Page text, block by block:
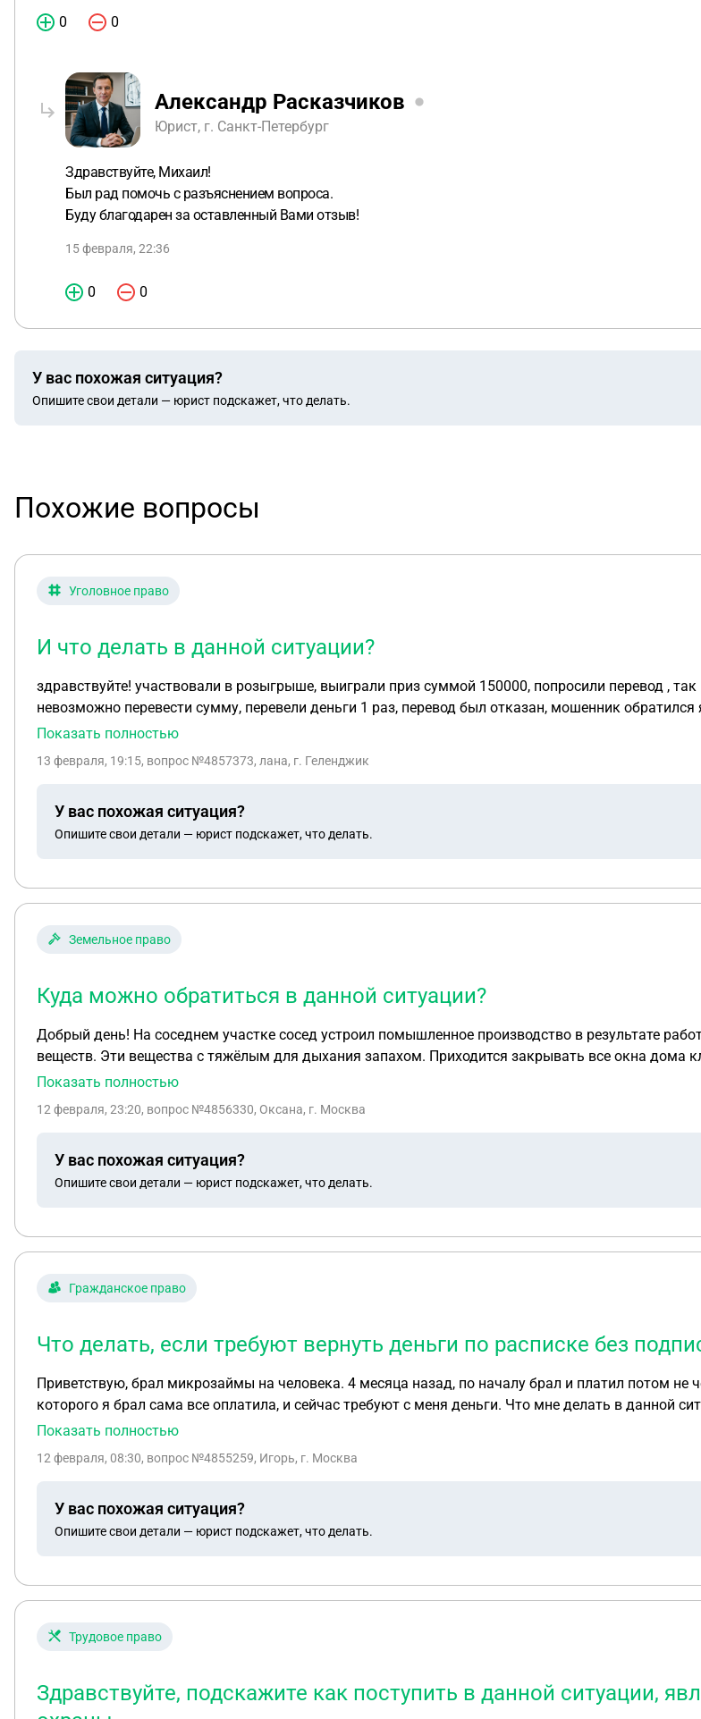
0 0
Александр Расказчиков
Юрист, г. Санкт-Петербург
Здравствуйте, Михаил!
Был рад помочь с разъяснением вопроса.
Буду благодарен за оставленный Вами отзыв!
15 февраля, 22:36
0 0
У вас похожая ситуация?
Опишите свои детали — юрист подскажет, что делать.
Похожие вопросы
Уголовное право
И что делать в данной ситуации?
здравствуйте! участвовали в розыгрыше, выиграли приз суммой 150000, попросили перевод ,
невозможно перевести сумму, перевели деньги 1 раз, перевод был отказан, мошенник
сумма 5000 р, попросили перевести еще 2000 тыс, после снова перевод отказан, и попросил
Показать полностью
13 февраля, 19:15, вопрос №4857373, лана, г. Геленджик
У вас похожая ситуация?
Опишите свои детали — юрист подскажет, что делать.
Земельное право
Куда можно обратиться в данной ситуации?
Добрый день! На соседнем участке сосед устроил помышленное производство в результате работы которого происходит выброс вредных канцерогенных
веществ. Эти вещества с тяжёлым для дыхания запахом. Приходится закрывать все окна дома
почернели и засохли. Куда можно обратиться в данной ситуации? И можно ли соседу запретить
Показать полностью
12 февраля, 23:20, вопрос №4856330, Оксана, г. Москва
У вас похожая ситуация?
Опишите свои детали — юрист подскажет, что делать.
Гражданское право
Что делать, если требуют вернуть деньги по расписке без
Приветствую, брал микрозаймы на человека. 4 месяца назад, по началу брал и платил потом
которого я брал сама все оплатила, и сейчас требуют с меня деньги. Что мне делать в данной
сумма там почти на 400 тысяч рублей. Была расписка с моей стороны, в которой я указывал
Показать полностью
12 февраля, 08:30, вопрос №4855259, Игорь, г. Москва
У вас похожая ситуация?
Опишите свои детали — юрист подскажет, что делать.
Трудовое право
Здравствуйте, подскажите как поступить в данной ситуации,